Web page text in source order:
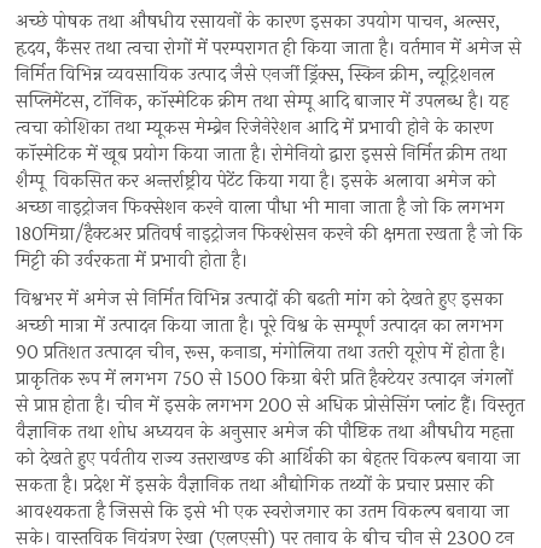
अच्छे पोषक तथा औषधीय रसायनों के कारण इसका उपयोग पाचन, अल्सर,
हृदय, कैंसर तथा त्वचा रोगों में परम्परागत ही किया जाता है। वर्तमान में अमेज से
निर्मित विभिन्न व्यवसायिक उत्पाद जैसे एनर्जी ड्रिंक्स, स्किन क्रीम, न्यूट्रिशनल
सप्लिमेंटस, टॉनिक, कॉस्मेटिक क्रीम तथा सेम्पू आदि बाजार में उपलब्ध है। यह
त्वचा कोशिका तथा म्यूकस मेम्ब्रेन रिजेनेरेशन आदि में प्रभावी होने के कारण
कॉस्मेटिक में खूब प्रयोग किया जाता है। रोमेनियो द्वारा इससे निर्मित क्रीम तथा
शैम्पू विकसित कर अन्तर्राष्ट्रीय पेटेंट किया गया है। इसके अलावा अमेज को
अच्छा नाइट्रोजन फिक्सेशन करने वाला पौधा भी माना जाता है जो कि लगभग
180मिग्रा/हैक्टअर प्रतिवर्ष नाइट्रोजन फिक्शेसन करने की क्षमता रखता है जो कि
मिट्टी की उर्वरकता में प्रभावी होता है।
विश्वभर में अमेज से निर्मित विभिन्न उत्पादों की बढती मांग को देखते हुए इसका
अच्छी मात्रा में उत्पादन किया जाता है। पूरे विश्व के सम्पूर्ण उत्पादन का लगभग
90 प्रतिशत उत्पादन चीन, रूस, कनाडा, मंगोलिया तथा उतरी यूरोप में होता है।
प्राकृतिक रूप में लगभग 750 से 1500 किग्रा बेरी प्रति हैक्टेयर उत्पादन जंगलों
से प्राप्त होता है। चीन में इसके लगभग 200 से अधिक प्रोसेसिंग प्लांट हैं। विस्तृत
वैज्ञानिक तथा शोध अध्ययन के अनुसार अमेज की पौष्टिक तथा औषधीय महत्ता
को देखते हुए पर्वतीय राज्य उत्तराखण्ड की आर्थिकी का बेहतर विकल्प बनाया जा
सकता है। प्रदेश में इसके वैज्ञानिक तथा औद्योगिक तथ्यों के प्रचार प्रसार की
आवश्यकता है जिससे कि इसे भी एक स्वरोजगार का उतम विकल्प बनाया जा
सके। वास्तविक नियंत्रण रेखा (एलएसी) पर तनाव के बीच चीन से 2300 टन